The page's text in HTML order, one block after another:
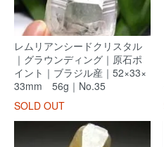
レムリアンシードクリスタル
｜グラウンディング｜原石ポ
イント｜ブラジル産｜52×33×
33mm 56g｜No.35
SOLD OUT